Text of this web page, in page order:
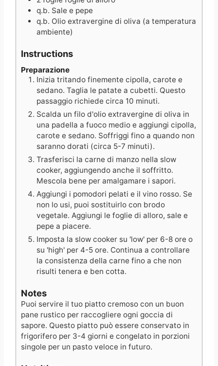
q.b. Sale e pepe
q.b. Olio extravergine di oliva (a temperatura
ambiente)
Instructions
Preparazione
Inizia tritando finemente cipolla, carote e
sedano. Taglia le patate a cubetti. Questo
passaggio richiede circa 10 minuti.
Scalda un filo d'olio extravergine di oliva in
una padella a fuoco medio e aggiungi cipolla,
carote e sedano. Soffriggi fino a quando non
saranno dorati (circa 5-7 minuti).
Trasferisci la carne di manzo nella slow
cooker, aggiungendo anche il soffritto.
Mescola bene per amalgamare i sapori.
Aggiungi i pomodori pelati e il vino rosso. Se
non lo usi, puoi sostituirlo con brodo
vegetale. Aggiungi le foglie di alloro, sale e
pepe a piacere.
Imposta la slow cooker su 'low' per 6-8 ore o
su 'high' per 4-5 ore. Continua a controllare
la consistenza della carne fino a che non
risulti tenera e ben cotta.
Notes
Puoi servire il tuo piatto cremoso con un buon
pane rustico per raccogliere ogni goccia di
sapore. Questo piatto può essere conservato in
frigorifero per 3-4 giorni e congelato in porzioni
singole per un pasto veloce in futuro.